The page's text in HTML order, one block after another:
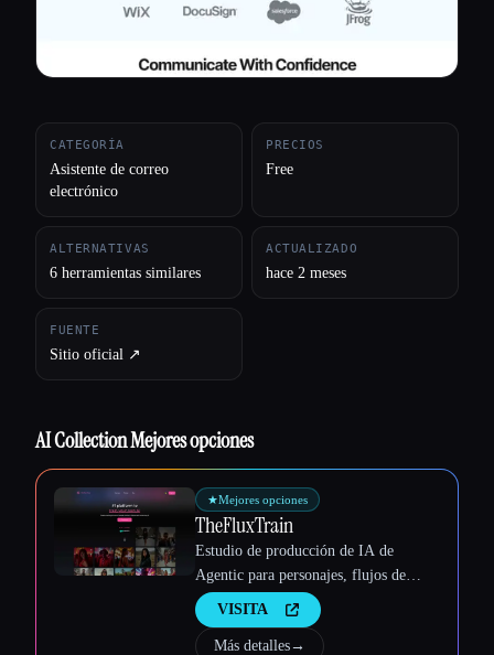
CATEGORÍA
Asistente de correo
electrónico
PRECIOS
Free
ALTERNATIVAS
6 herramientas similares
ACTUALIZADO
hace 2 meses
FUENTE
Sitio oficial ↗︎
AI Collection Mejores opciones
★Mejores opciones
TheFluxTrain
Estudio de producción de IA de
Agentic para personajes, flujos de
trabajo y vídeos coherentes
VISITA
Más detalles→